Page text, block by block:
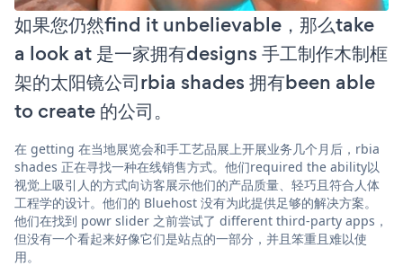
如果您仍然find it unbelievable，那么take
a look at 是一家拥有designs 手工制作木制框
架的太阳镜公司rbia shades 拥有been able
to create 的公司。
在 getting 在当地展览会和手工艺品展上开展业务几个月后，rbia
shades 正在寻找一种在线销售方式。他们required the ability以
视觉上吸引人的方式向访客展示他们的产品质量、轻巧且符合人体
工程学的设计。他们的 Bluehost 没有为此提供足够的解决方案。
他们在找到 powr slider 之前尝试了 different third-party apps，
但没有一个看起来好像它们是站点的一部分，并且笨重且难以使
用。